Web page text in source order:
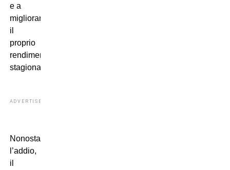
e a
migliorare
il
proprio
rendimento
stagionale.
ADVERTISEMENT
Nonostante
l’addio,
il